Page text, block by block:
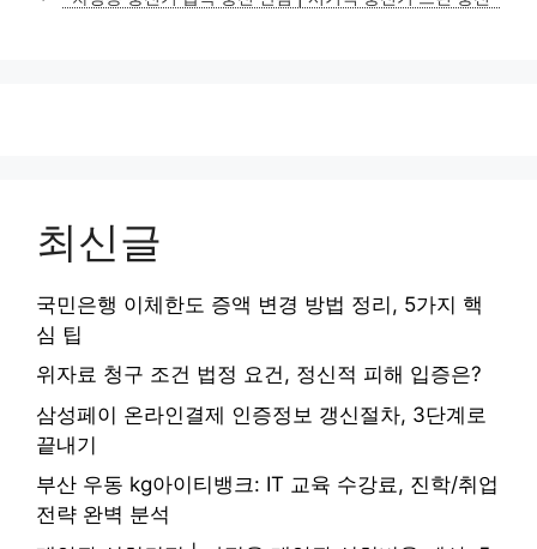
최신글
국민은행 이체한도 증액 변경 방법 정리, 5가지 핵
심 팁
위자료 청구 조건 법정 요건, 정신적 피해 입증은?
삼성페이 온라인결제 인증정보 갱신절차, 3단계로
끝내기
부산 우동 kg아이티뱅크: IT 교육 수강료, 진학/취업
전략 완벽 분석